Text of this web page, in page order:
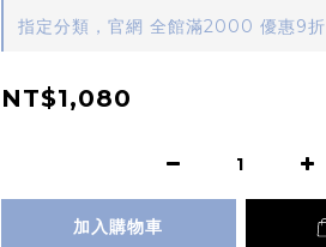
指定分類，官網 全館滿2000 優惠9折
NT$1,080
加入購物車